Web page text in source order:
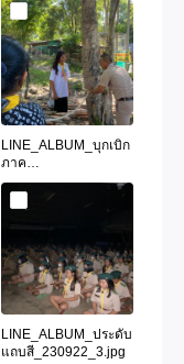
g
LINE_ALBUM_บุกเบิก
ภาค
ทฤษฎี_230922_31.jp
LINE_ALBUM_ประดับ
แถบสี_230922_3.jpg